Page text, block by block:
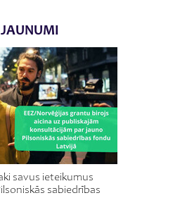
JAUNUMI
savus ieteikumus
sabiedrības